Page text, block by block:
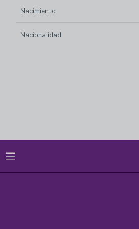
Nacimiento
Nacionalidad